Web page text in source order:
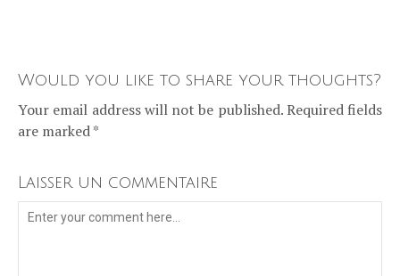
Would you like to share your thoughts?
Your email address will not be published. Required fields
are marked *
Laisser un commentaire